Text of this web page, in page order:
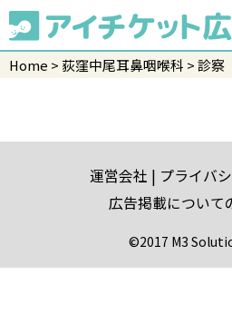
Home 荻窪中尾耳鼻咽喉科 診察
運営会社
プライバ
広告掲載について
©2017 M3